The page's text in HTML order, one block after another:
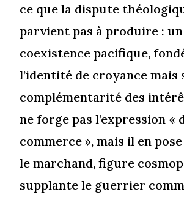
ce que la dispute
parvient pas à produire : un
coexistence pacifique,
l’identité de croyance mais
complémentarité des
ne forge pas l’expression «
commerce », mais il en
le marchand, figure
supplante le guerrier